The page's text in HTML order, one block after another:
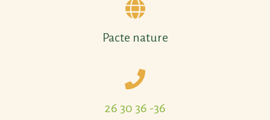
Pacte nature
26 30 36 -36